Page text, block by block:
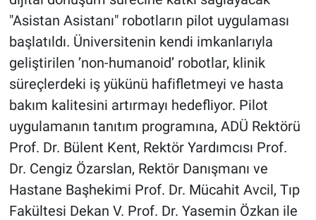
"Asistan Asistanı" robotların pilot uygulaması
başlatıldı. Üniversitenin kendi imkanlarıyla
geliştirilen ’non-humanoid’ robotlar, klinik
süreçlerdeki iş yükünü hafifletmeyi ve hasta
bakım kalitesini artırmayı hedefliyor. Pilot
uygulamanın tanıtım programına, ADÜ Rektörü
Prof. Dr. Bülent Kent, Rektör Yardımcısı Prof.
Dr. Cengiz Özarslan, Rektör Danışmanı ve
Hastane Başhekimi Prof. Dr. Mücahit Avcil, Tıp
Fakültesi Dekan V. Prof. Dr. Yasemin Özkan ile